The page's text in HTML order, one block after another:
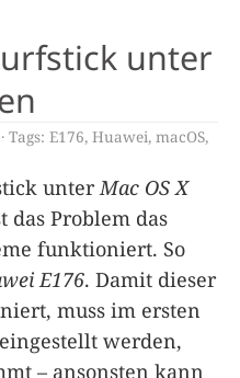
unter
Tags: E176, Huawei, macOS,
unter Mac OS X
das Problem das
funktioniert. So
E176. Damit dieser
muss im ersten
werden,
– ansonsten kann